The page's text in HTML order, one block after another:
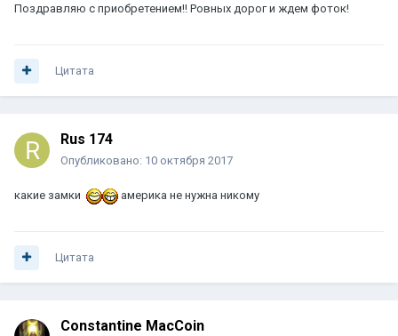
Поздравляю с приобретением!! Ровных дорог и ждем фоток!
Цитата
Rus 174
Опубликовано: 10 октября 2017
какие замки америка не нужна никому
Цитата
Constantine MacCoin